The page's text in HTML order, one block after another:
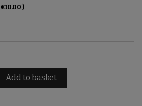
€10.00 )
Add to basket